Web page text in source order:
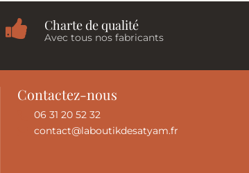
Charte de qualité
Avec tous nos fabricants
Contactez-nous
06 31 20 52 32
contact@laboutikdesatyam.fr